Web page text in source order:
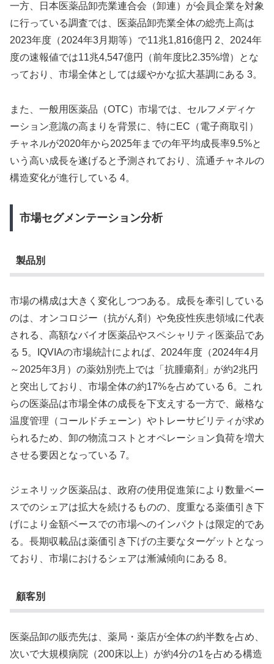
一方、日本医薬品卸売業連合会（卸連）が会員企業を対象
に行っている調査では、医薬品卸売業全体の総売上高は
2023年度（2024年3月期等）で11兆1,816億円 2、2024年
度の速報値では11兆4,547億円（前年度比2.35%増）とな
っており、市場全体としては緩やかな拡大基調にある 3。
また、一般用医薬品（OTC）市場では、セルフメディケ
ーション意識の高まりを背景に、特にEC（電子商取引）
チャネルが2020年から2025年までの年平均成長率9.5%と
いう高い成長を遂げると予測されており、流通チャネルの
構造変化が進行している 4。
市場セグメンテーション分析
製品別
市場の構成は大きく変化しつつある。成長を牽引している
のは、オンコロジー（抗がん剤）や免疫性疾患領域に代表
される、高額なバイオ医薬品やスペシャリティ医薬品であ
る 5。IQVIAの市場統計によれば、2024年度（2024年4月
～2025年3月）の薬効別売上では「抗腫瘍剤」が約2兆円
と突出しており、市場全体の約17%を占めている 6。これ
らの医薬品は市場全体の成長を下支えする一方で、厳格な
温度管理（コールドチェーン）やトレーサビリティが求め
られるため、卸の物流コストとオペレーション負荷を増大
させる要因となっている 7。
ジェネリック医薬品は、政府の使用促進策により数量ベー
スでのシェアは拡大を続けるものの、度重なる薬価引き下
げにより金額ベースでの市場へのインパクトは限定的であ
る。長期収載品は薬価引き下げの主要なターゲットとなっ
ており、市場におけるシェアは漸減傾向にある 8。
顧客別
医薬品卸の販売先は、薬局・薬店が全体の約半数を占め、
次いで大規模病院（200床以上）が約4分の1を占める構造